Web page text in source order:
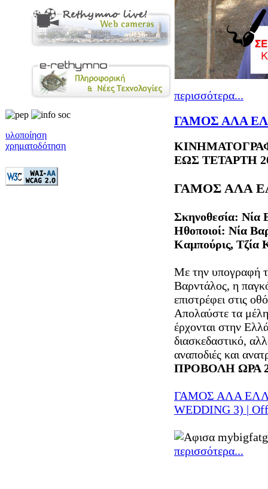
υλοποίηση
χρηματοδότηση
περισσότερα...
ΓΑΜΟΣ ΑΛΑ
ΕΩΣ ΤΕΤΑΡΤΗ
ΓΑΜΟΣ ΑΛΑ
Σκηνοθεσία: Νία
Ηθοποιοί: Νία
Καμπούρις, Τζία
Με την υπογραφή
Βαρντάλος, η
επιστρέφει στις
Απολαύστε τα
έρχονται στην
διασκεδαστικό,
αναποδιές και
ΠΡΟΒΟΛΗ ΩΡΑ
ΓΑΜΟΣ ΑΛΑ
WEDDING 3) |
περισσότερα...